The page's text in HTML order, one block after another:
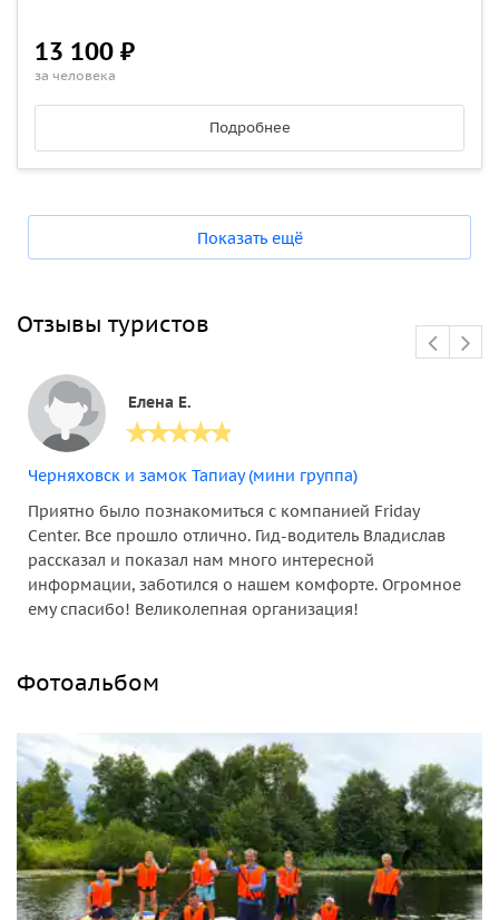
13 100 ₽
за человека
Подробнее
Показать ещё
Отзывы туристов
Елена Е.
Черняховск и замок Тапиау (мини группа)
Приятно было познакомиться с компанией Friday
Center. Все прошло отлично. Гид-водитель Владислав
рассказал и показал нам много интересной
информации, заботился о нашем комфорте. Огромное
ему спасибо! Великолепная организация!
Фотоальбом